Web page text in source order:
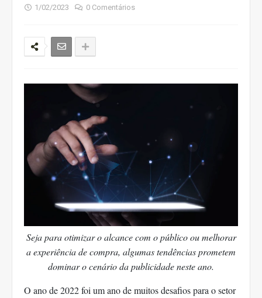
1/02/2023 0 Comentários
Seja para otimizar o alcance com o público ou melhorar
a experiência de compra, algumas tendências prometem
dominar o cenário da publicidade neste ano.
O ano de 2022 foi um ano de muitos desafios para o setor